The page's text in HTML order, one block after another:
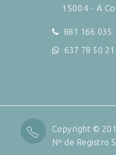
15004 - A
881 166 035
637 78 50 21
Copyright ©
Nº de Registro